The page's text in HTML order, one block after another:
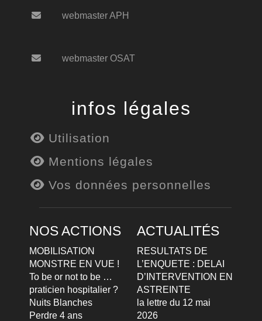
webmaster APH
webmaster OSAT
infos légales
Utilisation
Mentions légales
Vos données personnelles
NOS ACTIONS
MOBILISATION
MONSTRE EN VUE !
To be or not to be …
praticien hospitalier ?
Nuits Blanches
Perdre 4 ans
ACTUALITÉS
RESULTATS DE
L’ENQUETE : DELAI
D’INTERVENTION EN
ASTREINTE
la lettre du 12 mai
2026